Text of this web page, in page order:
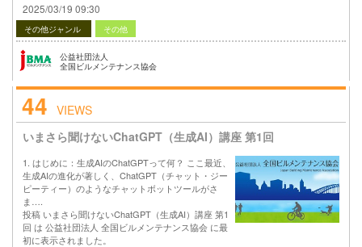
2025/03/19 09:30
その他ジャンル その他
公益社団法人
全国ビルメンテナンス協会
44 VIEWS
いまさら聞けないChatGPT（生成AI）講座 第1回
1. はじめに：生成AIのChatGPTって何？ ここ最近、
生成AIの進化が著しく、ChatGPT（チャット・ジー
ピーティー）のようなチャットボットツールがさ
ま….
投稿 いまさら聞けないChatGPT（生成AI）講座 第1
回 は 公益社団法人 全国ビルメンテナンス協会 に最
初に表示されました。